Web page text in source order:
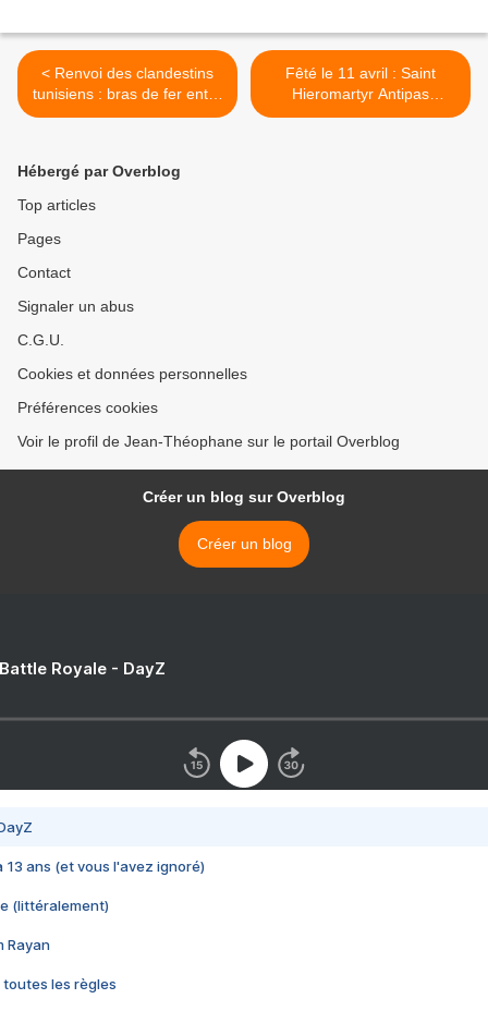
< Renvoi des clandestins
tunisiens : bras de fer entre
la commission de Bruxelles
Fêté le 11 avril : Saint
Hieromartyr Antipas
l'Evêque de Pergame et
Hébergé par Overblog
Top articles
Pages
Contact
Signaler un abus
C.G.U.
Cookies et données personnelles
Préférences cookies
Voir le profil de Jean-Théophane sur le portail Overblog
Créer un blog sur Overblog
Créer un blog
Royale - DayZ
13 ans (et vous l'avez ignoré)
(littéralement)
Rayan
toutes les règles